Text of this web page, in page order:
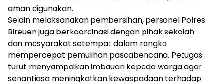
aman digunakan.
Selain melaksanakan pembersihan, personel Polres
Bireuen juga berkoordinasi dengan pihak sekolah
dan masyarakat setempat dalam rangka
mempercepat pemulihan pascabencana. Petugas
turut menyampaikan imbauan kepada warga agar
senantiasa meningkatkan kewaspadaan terhadap